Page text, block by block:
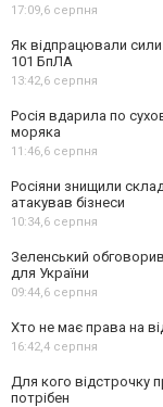
17:09,6 серпня
Як відпрацювали
101 БпЛА
13:42,6 серпня
Росія вдарила по
моряка
11:46,6 серпня
Росіяни знищили
атакував бізнеси
10:34,6 серпня
Зеленський
для України
09:44,6 серпня
Хто не має права на
16:42,4 серпня
Для кого відстрочку
потрібен